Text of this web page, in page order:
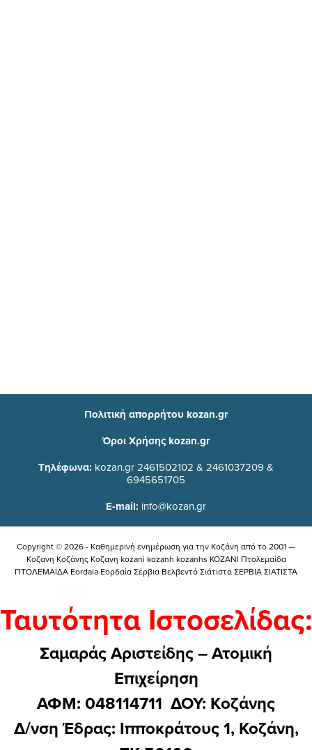
Πολιτική απορρήτου kozan.gr
Όροι Χρήσης kozan.gr
Τηλέφωνα: kozan.gr 2461502102 & 2461037209 &
6945651705
E-mail: info@kozan.gr
Copyright © 2026 - Καθημερινή ενημέρωση για την Kοζάνη από το 2001 —
Κοζανη Κοζάνης Κοζανη kozani kozanh kozanhs KOZANI Πτολεμαίδα
ΠΤΟΛΕΜΑΙΔΑ Eordaia Εορδαία Σέρβια Βελβεντό Σιάτιστα ΣΕΡΒΙΑ ΣΙΑΤΙΣΤΑ
Ταυτότητα Ιστοσελίδας:
Σαμαράς Αριστείδης – Ατομική
Επιχείρηση
ΑΦΜ: 048114711 ΔΟΥ: Kοζάνης
Δ/νση Έδρας: Ιπποκράτους 1, Κοζάνη,